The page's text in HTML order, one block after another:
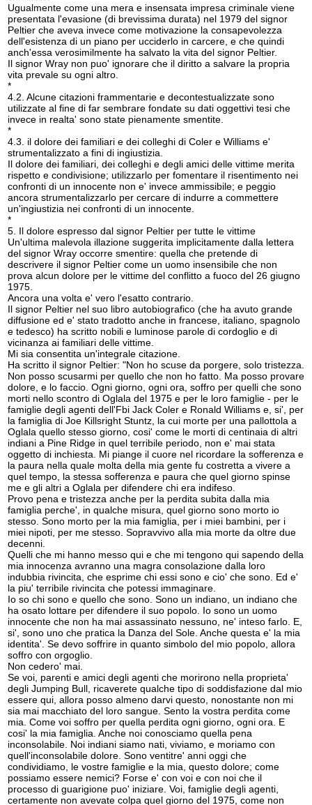
Ugualmente come una mera e insensata impresa criminale viene
presentata l'evasione (di brevissima durata) nel 1979 del signor
Peltier che aveva invece come motivazione la consapevolezza
dell'esistenza di un piano per ucciderlo in carcere, e che quindi
anch'essa verosimilmente ha salvato la vita del signor Peltier.
Il signor Wray non puo' ignorare che il diritto a salvare la propria
vita prevale su ogni altro.
*
4.2. Alcune citazioni frammentarie e decontestualizzate sono
utilizzate al fine di far sembrare fondate su dati oggettivi tesi che
invece in realta' sono state pienamente smentite.
*
4.3. il dolore dei familiari e dei colleghi di Coler e Williams e'
strumentalizzato a fini di ingiustizia.
Il dolore dei familiari, dei colleghi e degli amici delle vittime merita
rispetto e condivisione; utilizzarlo per fomentare il risentimento nei
confronti di un innocente non e' invece ammissibile; e peggio
ancora strumentalizzarlo per cercare di indurre a commettere
un'ingiustizia nei confronti di un innocente.
*
5. Il dolore espresso dal signor Peltier per tutte le vittime
Un'ultima malevola illazione suggerita implicitamente dalla lettera
del signor Wray occorre smentire: quella che pretende di
descrivere il signor Peltier come un uomo insensibile che non
prova alcun dolore per le vittime del conflitto a fuoco del 26 giugno
1975.
Ancora una volta e' vero l'esatto contrario.
Il signor Peltier nel suo libro autobiografico (che ha avuto grande
diffusione ed e' stato tradotto anche in francese, italiano, spagnolo
e tedesco) ha scritto nobili e luminose parole di cordoglio e di
vicinanza ai familiari delle vittime.
Mi sia consentita un'integrale citazione.
Ha scritto il signor Peltier: "Non ho scuse da porgere, solo tristezza.
Non posso scusarmi per quello che non ho fatto. Ma posso provare
dolore, e lo faccio. Ogni giorno, ogni ora, soffro per quelli che sono
morti nello scontro di Oglala del 1975 e per le loro famiglie - per le
famiglie degli agenti dell'Fbi Jack Coler e Ronald Williams e, si', per
la famiglia di Joe Killsright Stuntz, la cui morte per una pallottola a
Oglala quello stesso giorno, cosi' come le morti di centinaia di altri
indiani a Pine Ridge in quel terribile periodo, non e' mai stata
oggetto di inchiesta. Mi piange il cuore nel ricordare la sofferenza e
la paura nella quale molta della mia gente fu costretta a vivere a
quel tempo, la stessa sofferenza e paura che quel giorno spinse
me e gli altri a Oglala per difendere chi era indifeso.
Provo pena e tristezza anche per la perdita subita dalla mia
famiglia perche', in qualche misura, quel giorno sono morto io
stesso. Sono morto per la mia famiglia, per i miei bambini, per i
miei nipoti, per me stesso. Sopravvivo alla mia morte da oltre due
decenni.
Quelli che mi hanno messo qui e che mi tengono qui sapendo della
mia innocenza avranno una magra consolazione dalla loro
indubbia rivincita, che esprime chi essi sono e cio' che sono. Ed e'
la piu' terribile rivincita che potessi immaginare.
Io so chi sono e quello che sono. Sono un indiano, un indiano che
ha osato lottare per difendere il suo popolo. Io sono un uomo
innocente che non ha mai assassinato nessuno, ne' inteso farlo. E,
si', sono uno che pratica la Danza del Sole. Anche questa e' la mia
identita'. Se devo soffrire in quanto simbolo del mio popolo, allora
soffro con orgoglio.
Non cedero' mai.
Se voi, parenti e amici degli agenti che morirono nella proprieta'
degli Jumping Bull, ricaverete qualche tipo di soddisfazione dal mio
essere qui, allora posso almeno darvi questo, nonostante non mi
sia mai macchiato del loro sangue. Sento la vostra perdita come
mia. Come voi soffro per quella perdita ogni giorno, ogni ora. E
cosi' la mia famiglia. Anche noi conosciamo quella pena
inconsolabile. Noi indiani siamo nati, viviamo, e moriamo con
quell'inconsolabile dolore. Sono ventitre' anni oggi che
condividiamo, le vostre famiglie e la mia, questo dolore; come
possiamo essere nemici? Forse e' con voi e con noi che il
processo di guarigione puo' iniziare. Voi, famiglie degli agenti,
certamente non avevate colpa quel giorno del 1975, come non